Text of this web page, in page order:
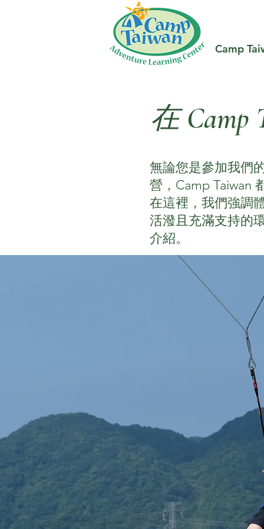
Camp
在
無論您是參加我們
營，Camp Taiwan
在這裡，我們強調
活潑且充滿支持的
介紹。